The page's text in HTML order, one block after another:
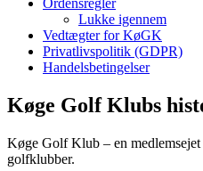
Ordensregler
Lukke igennem
Vedtægter for KøGK
Privatlivspolitik (GDPR)
Handelsbetingelser
Køge Golf Klubs
Køge Golf Klub – en
golfklubber.